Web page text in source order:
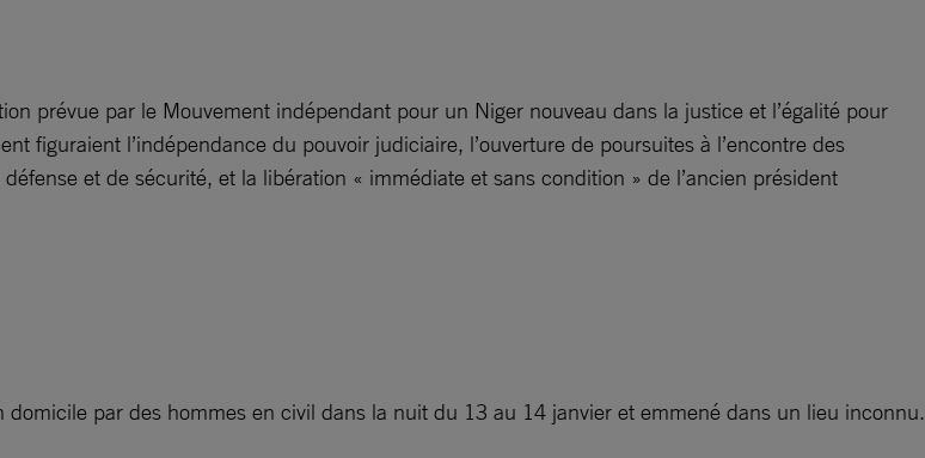
prévue par le Mouvement indépendant pour un Niger nouveau dans la justice et l’égalité pour
figuraient l’indépendance du pouvoir judiciaire, l’ouverture de poursuites à l’encontre des
et de sécurité, et la libération « immédiate et sans condition » de l’ancien président
par des hommes en civil dans la nuit du 13 au 14 janvier et emmené dans un lieu inconnu.